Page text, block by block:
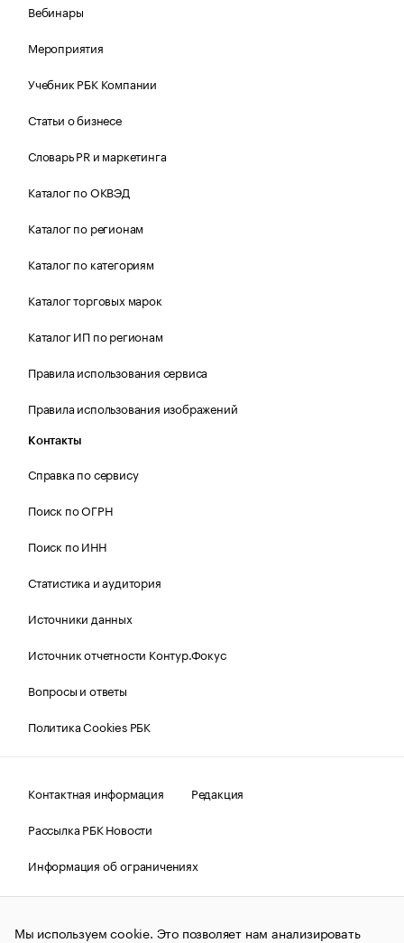
Вебинары
Мероприятия
Учебник РБК Компании
Статьи о бизнесе
Словарь PR и маркетинга
Каталог по ОКВЭД
Каталог по регионам
Каталог по категориям
Каталог торговых марок
Каталог ИП по регионам
Правила использования сервиса
Правила использования изображений
Контакты
Справка по сервису
Поиск по ОГРН
Поиск по ИНН
Статистика и аудитория
Источники данных
Источник отчетности Контур.Фокус
Вопросы и ответы
Политика Cookies РБК
Контактная информация
Редакция
Рассылка РБК Новости
Информация об ограничениях
Правовая информация
О соблюдении авторских прав
© АО «РОСБИЗНЕСКОНСАЛТИНГ»,1995–2026.Сообщения
Мы используем cookie. Это позволяет нам анализировать